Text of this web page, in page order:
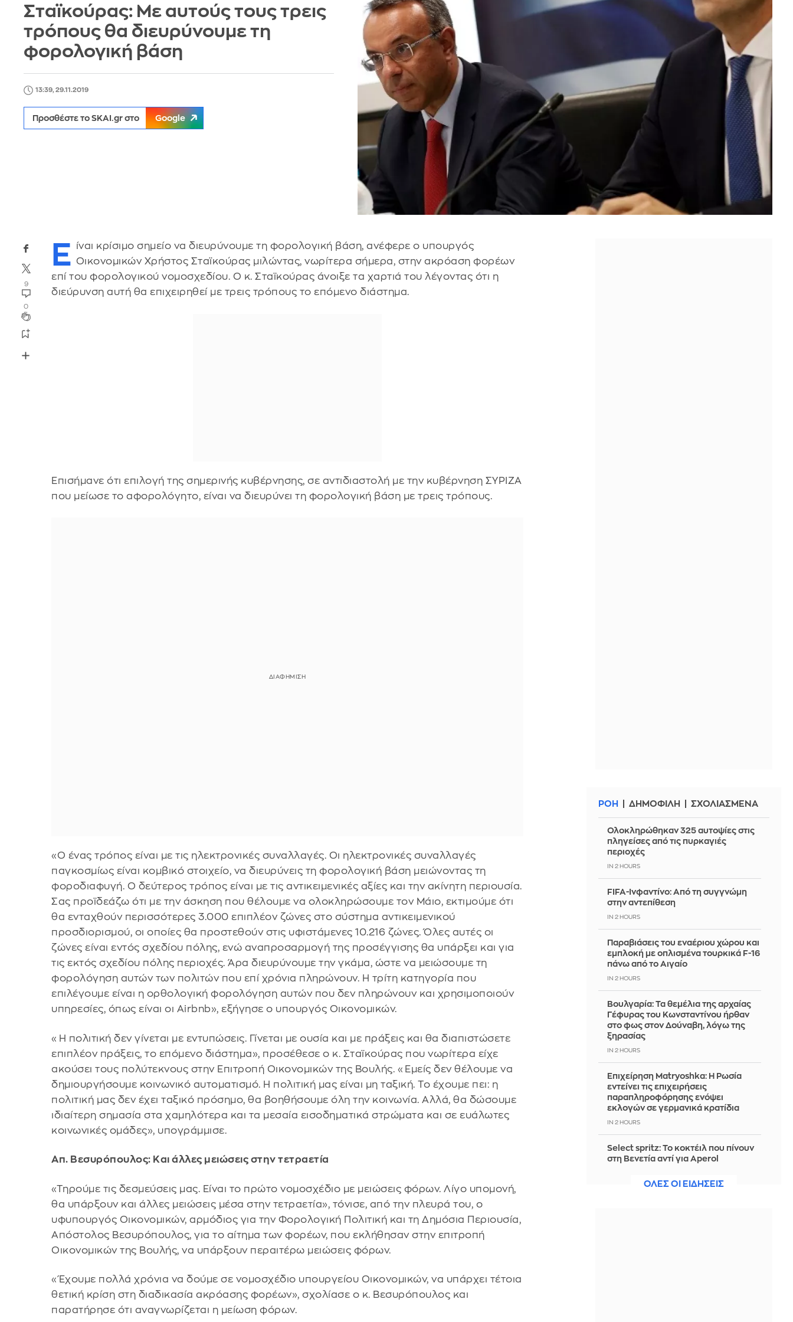
Σταϊκούρας: Με αυτούς τους τρεις
τρόπους θα διευρύνουμε τη
φορολογική βάση
13:39, 29.11.2019
Προσθέστε το SKAI.gr στο Google
9
0
Ε ίναι κρίσιμο σημείο να διευρύνουμε τη φορολογική βάση, ανέφερε ο υπουργός
Οικονομικών Χρήστος Σταϊκούρας μιλώντας, νωρίτερα σήμερα, στην ακρόαση φορέων
επί του φορολογικού νομοσχεδίου. Ο κ. Σταϊκούρας άνοιξε τα χαρτιά του λέγοντας ότι η
διεύρυνση αυτή θα επιχειρηθεί με τρεις τρόπους το επόμενο διάστημα.
Επισήμανε ότι επιλογή της σημερινής κυβέρνησης, σε αντιδιαστολή με την κυβέρνηση ΣΥΡΙΖΑ
που μείωσε το αφορολόγητο, είναι να διευρύνει τη φορολογική βάση με τρεις τρόπους.
«Ο ένας τρόπος είναι με τις ηλεκτρονικές συναλλαγές. Οι ηλεκτρονικές συναλλαγές
παγκοσμίως είναι κομβικό στοιχείο, να διευρύνεις τη φορολογική βάση μειώνοντας τη
φοροδιαφυγή. Ο δεύτερος τρόπος είναι με τις αντικειμενικές αξίες και την ακίνητη περιουσία.
Σας προϊδεάζω ότι με την άσκηση που θέλουμε να ολοκληρώσουμε τον Μάιο, εκτιμούμε ότι
θα ενταχθούν περισσότερες 3.000 επιπλέον ζώνες στο σύστημα αντικειμενικού
προσδιορισμού, οι οποίες θα προστεθούν στις υφιστάμενες 10.216 ζώνες. Όλες αυτές οι
ζώνες είναι εντός σχεδίου πόλης, ενώ αναπροσαρμογή της προσέγγισης θα υπάρξει και για
τις εκτός σχεδίου πόλης περιοχές. Άρα διευρύνουμε την γκάμα, ώστε να μειώσουμε τη
φορολόγηση αυτών των πολιτών που επί χρόνια πληρώνουν. Η τρίτη κατηγορία που
επιλέγουμε είναι η ορθολογική φορολόγηση αυτών που δεν πληρώνουν και χρησιμοποιούν
υπηρεσίες, όπως είναι οι Airbnb», εξήγησε ο υπουργός Οικονομικών.
«Η πολιτική δεν γίνεται με εντυπώσεις. Γίνεται με ουσία και με πράξεις και θα διαπιστώσετε
επιπλέον πράξεις, το επόμενο διάστημα», προσέθεσε ο κ. Σταϊκούρας που νωρίτερα είχε
ακούσει τους πολύτεκνους στην Επιτροπή Οικονομικών της Βουλής. «Εμείς δεν θέλουμε να
δημιουργήσουμε κοινωνικό αυτοματισμό. Η πολιτική μας είναι μη ταξική. Το έχουμε πει: η
πολιτική μας δεν έχει ταξικό πρόσημο, θα βοηθήσουμε όλη την κοινωνία. Αλλά, θα δώσουμε
ιδιαίτερη σημασία στα χαμηλότερα και τα μεσαία εισοδηματικά στρώματα και σε ευάλωτες
κοινωνικές ομάδες», υπογράμμισε.
Απ. Βεσυρόπουλος: Και άλλες μειώσεις στην τετραετία
«Τηρούμε τις δεσμεύσεις μας. Είναι το πρώτο νομοσχέδιο με μειώσεις φόρων. Λίγο υπομονή,
θα υπάρξουν και άλλες μειώσεις μέσα στην τετραετία», τόνισε, από την πλευρά του, ο
υφυπουργός Οικονομικών, αρμόδιος για την Φορολογική Πολιτική και τη Δημόσια Περιουσία,
Απόστολος Βεσυρόπουλος, για το αίτημα των φορέων, που εκλήθησαν στην επιτροπή
Οικονομικών της Βουλής, να υπάρξουν περαιτέρω μειώσεις φόρων.
«Έχουμε πολλά χρόνια να δούμε σε νομοσχέδιο υπουργείου Οικονομικών, να υπάρχει τέτοια
θετική κρίση στη διαδικασία ακρόασης φορέων», σχολίασε ο κ. Βεσυρόπουλος και
παρατήρησε ότι αναγνωρίζεται η μείωση φόρων.
ΡΟΗ ΔΗΜΟΦΙΛΗ ΣΧΟΛΙΑΣΜΕΝΑ
Ολοκληρώθηκαν 325 αυτοψίες στις
πληγείσες από τις πυρκαγιές
περιοχές
IN 2 HOURS
FIFA-Ινφαντίνο: Από τη συγγνώμη
στην αντεπίθεση
IN 2 HOURS
Παραβιάσεις του εναέριου χώρου και
εμπλοκή με οπλισμένα τουρκικά F-16
πάνω από το Αιγαίο
IN 2 HOURS
Βουλγαρία: Τα θεμέλια της αρχαίας
Γέφυρας του Κωνσταντίνου ήρθαν
στο φως στον Δούναβη, λόγω της
ξηρασίας
IN 2 HOURS
Επιχείρηση Matryoshka: Η Ρωσία
εντείνει τις επιχειρήσεις
παραπληροφόρησης ενόψει
εκλογών σε γερμανικά κρατίδια
IN 2 HOURS
Select spritz: Το κοκτέιλ που πίνουν
στη Βενετία αντί για Aperol
ΟΛΕΣ ΟΙ ΕΙΔΗΣΕΙΣ